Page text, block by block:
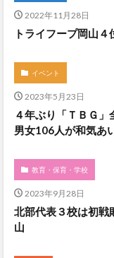
2022年11月28日
トライフープ岡山４
イベント
2023年5月23日
４年ぶり「ＴＢＧ
男女106人が和気あ
教育・保育・学校
2023年9月28日
北部代表３校は初
山